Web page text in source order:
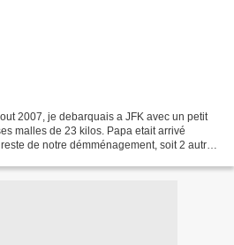
2007, je debarquais a JFK avec un petit
malles de 23 kilos. Papa etait arrivé
de notre démménagement, soit 2 autres